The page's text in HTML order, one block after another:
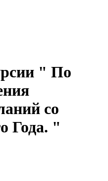
" По
со
Года. "